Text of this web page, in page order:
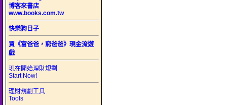
博客來書店
www.books.com.tw
快樂狗日子
買《富爸爸，窮爸爸》現金流遊
戲
現在開始理財規劃
Start Now!
理財規劃工具
Tools